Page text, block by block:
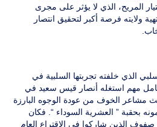
المريح، الذي لا يؤثر على مجرى
ولايته فرصة أكبر لتحقيق انتصار
الذي خلفته تجربتها السلبية في
مهم استغله أنصار قيس سعيد في
مشاعر الخوف من عودة الوجوه البارزة
بحقبة ” العشرية السوداء “. فكان
صفوف الذين شاركوا في الاقتراع العام